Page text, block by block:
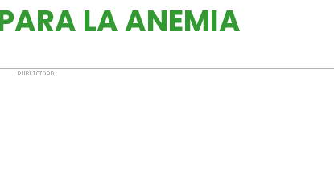
LA ANEMIA